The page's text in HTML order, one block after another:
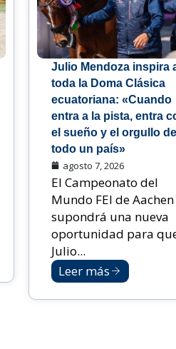
Julio Mendoza inspira
toda la Doma Clásica
ecuatoriana: «Cuando
entra a la pista, entra
el sueño y el orgullo de
todo un país»
agosto 7, 2026
El Campeonato del
Mundo FEI de Aachen
supondrá una nueva
oportunidad para
Julio...
Leer más